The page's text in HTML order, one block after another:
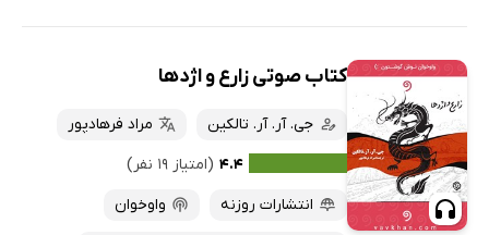
کتاب صوتی زارع و اژدها
جی. آر. آر. تالکین
مراد فرهادپور
۴.۴ (امتیاز ۱۹ نفر)
انتشارات روزنه
واوخوان